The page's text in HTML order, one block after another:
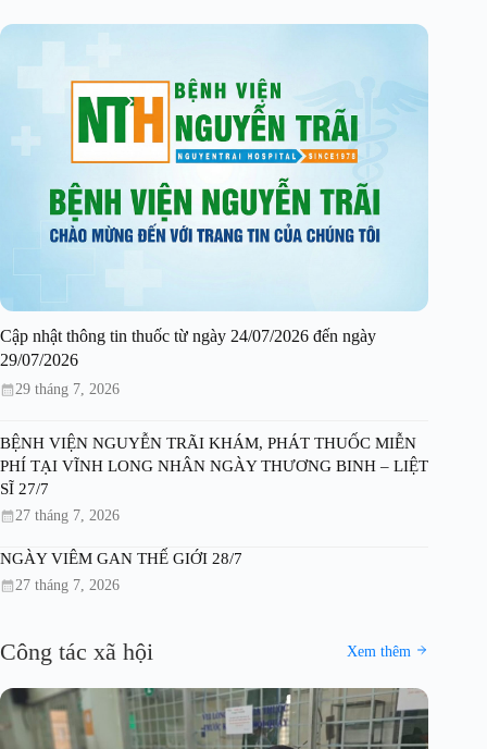
Cập nhật thông tin thuốc từ ngày 24/07/2026 đến ngày
29/07/2026
29 tháng 7, 2026
BỆNH VIỆN NGUYỄN TRÃI KHÁM, PHÁT THUỐC MIỄN
PHÍ TẠI VĨNH LONG NHÂN NGÀY THƯƠNG BINH – LIỆT
SĨ 27/7
27 tháng 7, 2026
NGÀY VIÊM GAN THẾ GIỚI 28/7
27 tháng 7, 2026
Công tác xã hội Xem thêm